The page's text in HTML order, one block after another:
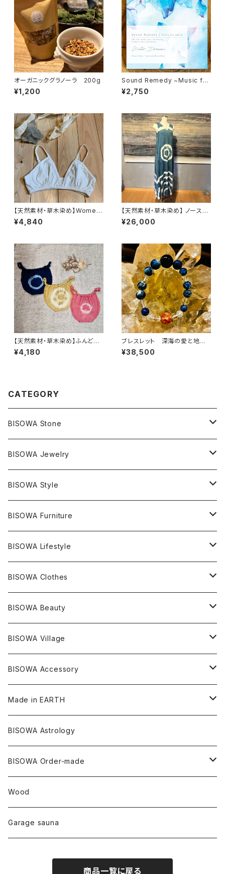
オーガニックグラノーラ 200g
¥1,200
Sound Remedy ~Music for
salon~ / Water Dreams（C
D)
¥2,750
【天然素材・草木染め】Womem
ブラ バンブー
¥4,840
【天然素材・草木染め】 ノースリ
ーブワンピース ヘンプコットン
¥26,000
【天然素材・草木染め】ふんどし
パンツ ヘンプコットン
¥4,180
ブレスレット 深海の愛と地球
の叡智ノウタ
¥38,500
CATEGORY
BISOWA Stone
マスタークリスタル / 水晶
エレスチャル
ライトニング
ツインソウル
メタモルフォーゼス
クォーツインクォーツ
石の種類別
アメジスト
アクアマリン
デュモルチェライト
タンザナイト
ムーンストーン
産地別
ヒマラヤ
ブラジル
中国
アメリカ
BISOWA Jewelry
ネックレス／ペンダント
宇佐美聖子
絹麻 ~kenma~
ピアス
宇佐美聖子
Others
ブレスレット
宇佐美聖子
Others
リング
サンキャッチャー
ヘアアクセサリー
イヤリング
キーホルダー
BISOWA Style
ONE PIECE
ヘンプ
オーガニックコットン
PANTS
ヘンプ
オーガニックコットン
T-SHIRT
オーガニックコットン
ヘンプコットン
leggings
ヘンプ
オーガニックコットン
Others
ヘンプ
オーガニックコットン
Underwear
BISOWA Furniture
のるすく
BISOWA Lifestyle
Music
宇佐美聖子
Niceness Music
浄化アイテム
Cosmic Hemp 麻炭
セージ
オラクルカード
キャンドル
HAZE 和蝋燭
縁キャンドル
陶器
大蝶恵美子
Tomoko Uemura Art 麻炭陶器
Cosmic hemp
YUGEN GLASS
others
foods
BISOWA Clothes
麻
絹
Others
オーガニックコットン
バンブー
オーガニックフリース
BISOWA Beauty
ヘンプオイル
BISOWA Village
Bisowa Club Room
BISOWA Accessory
ヘアゴム
宇佐美聖子
Made in EARTH
Misakubo Japan
碧-AOI-の松葉天然酵母パン
Uwajima Japan
BISOWA Astrology
BISOWA Order-made
∞Seiko Usami∞
Wood
Garage sauna
商品一覧に戻る